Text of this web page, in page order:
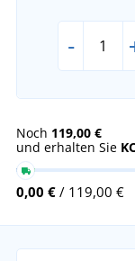
-
Noch 119,00 €
und erhalten Sie
0,00 € / 119,00 €